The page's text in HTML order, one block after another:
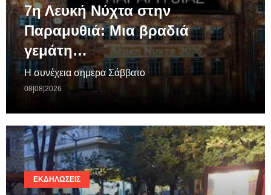
7η Λευκή Νύχτα στην
Παραμυθιά: Μια βραδιά
γεμάτη…
Η συνέχεια σημερα Σάββατο
08|08|2026
ΕΚΔΗΛΏΣΕΙΣ